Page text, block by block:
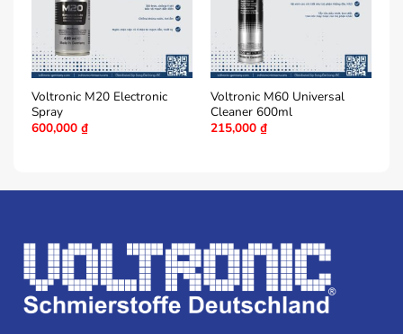
Voltronic M20 Electronic
Spray
600,000 ₫
Voltronic M60 Universal
Cleaner 600ml
215,000 ₫